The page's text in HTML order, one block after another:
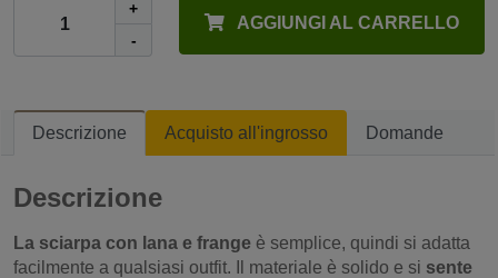
+
-
AGGIUNGI AL CARRELLO
Descrizione Acquisto all'ingrosso Domande
Descrizione
La sciarpa con lana e frange è semplice, quindi si adatta
facilmente a qualsiasi outfit. Il materiale è solido e si sente